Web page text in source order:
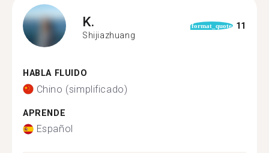
K.
Shijiazhuang
format_quote 11
HABLA FLUIDO
Chino (simplificado)
APRENDE
Español